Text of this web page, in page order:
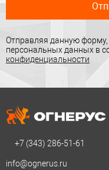
Отправляя данную
персональных данных в
конфиденциальности
+7 (343) 286-51-61
info@ognerus.ru